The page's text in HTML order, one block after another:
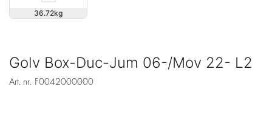
36.72
Golv Box-Duc-Jum 06-/Mov 22- L2
Art. nr. F0042000000